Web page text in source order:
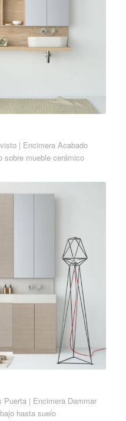
| Encimera Acabado
sobre mueble cerámico
| Encimera Dammar
hasta suelo